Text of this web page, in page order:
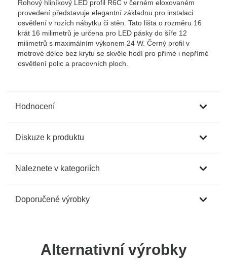
Rohový hliníkový LED profil R6C v černém eloxovaném
provedení představuje elegantní základnu pro instalaci
osvětlení v rozích nábytku či stěn. Tato lišta o rozměru 16
krát 16 milimetrů je určena pro LED pásky do šíře 12
milimetrů s maximálním výkonem 24 W. Černý profil v
metrové délce bez krytu se skvěle hodí pro přímé i nepřímé
osvětlení polic a pracovních ploch.
Hodnocení
Diskuze k produktu
Naleznete v kategoriích
Doporučené výrobky
Alternativní výrobky